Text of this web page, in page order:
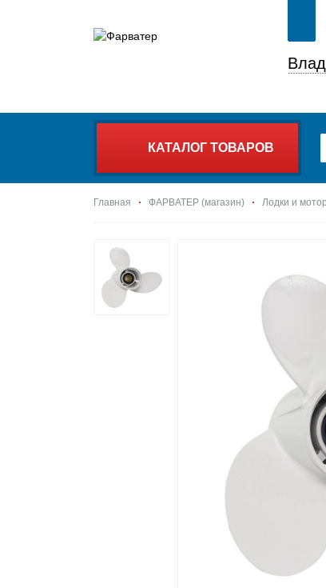
КАТАЛОГ ТОВАРОВ
Главная ФАРВАТЕР (магазин) Лодки и